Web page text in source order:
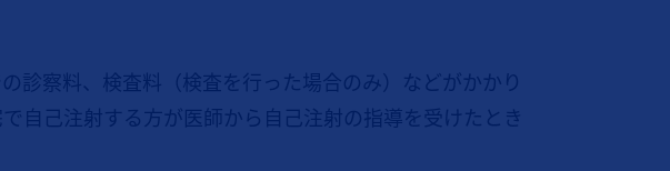
診察料、検査料（検査を行った場合のみ）などがかかり
自己注射する方が医師から自己注射の指導を受けたとき